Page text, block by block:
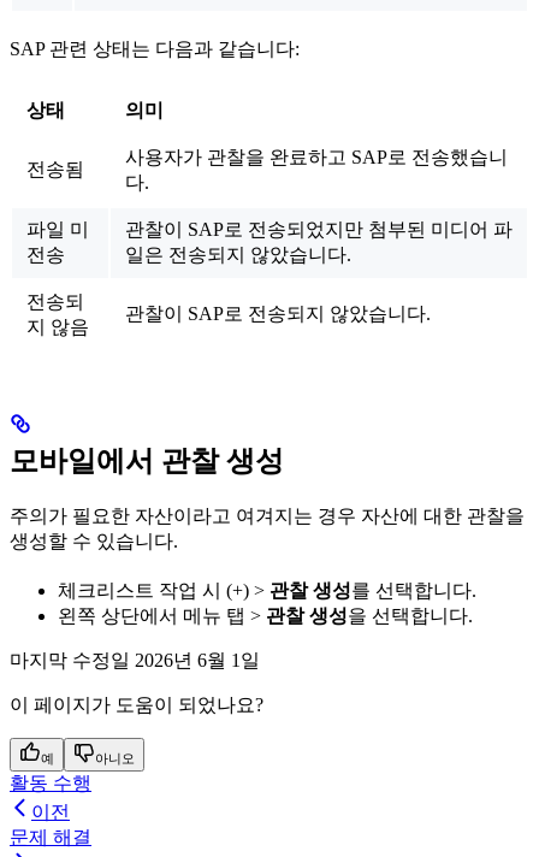
SAP 관련 상태는 다음과 같습니다:
상태 의미
전송됨
사용자가 관찰을 완료하고 SAP로 전송했습니
다.
파일 미
전송
관찰이 SAP로 전송되었지만 첨부된 미디어 파
일은 전송되지 않았습니다.
전송되
지 않음
관찰이 SAP로 전송되지 않았습니다.
모바일에서 관찰 생성
주의가 필요한 자산이라고 여겨지는 경우 자산에 대한 관찰을
생성할 수 있습니다.
체크리스트 작업 시 (+) > 관찰 생성를 선택합니다.
왼쪽 상단에서 메뉴 탭 > 관찰 생성을 선택합니다.
마지막 수정일 2026년 6월 1일
이 페이지가 도움이 되었나요?
예 아니오
활동 수행
이전
문제 해결